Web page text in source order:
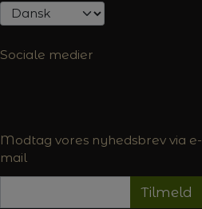
Sociale medier
Modtag vores nyhedsbrev via e-
mail
Tilmeld